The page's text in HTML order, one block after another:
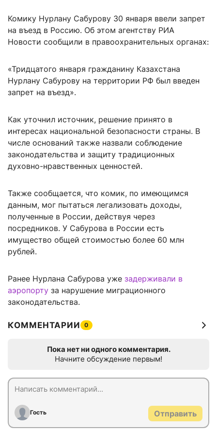
Комику Нурлану Сабурову 30 января ввели запрет
на въезд в Россию. Об этом агентству РИА
Новости сообщили в правоохранительных органах:
«Тридцатого января гражданину Казахстана
Нурлану Сабурову на территории РФ был введен
запрет на въезд».
Как уточнил источник, решение принято в
интересах национальной безопасности страны. В
числе оснований также назвали соблюдение
законодательства и защиту традиционных
духовно-нравственных ценностей.
Также сообщается, что комик, по имеющимся
данным, мог пытаться легализовать доходы,
полученные в России, действуя через
посредников. У Сабурова в России есть
имущество общей стоимостью более 60 млн
рублей.
Ранее Нурлана Сабурова уже задерживали в
аэропорту за нарушение миграционного
законодательства.
КОММЕНТАРИИ 0
Пока нет ни одного комментария.
Начните обсуждение первым!
Гость Отправить